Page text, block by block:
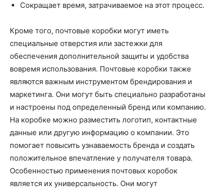
Сокращает время, затрачиваемое на этот процесс.
Кроме того, почтовые коробки могут иметь
специальные отверстия или застежки для
обеспечения дополнительной защиты и удобства
вовремя использования. Почтовые коробки также
являются важным инструментом брендирования и
маркетинга. Они могут быть специально разработаны
и настроены под определенный бренд или компанию.
На коробке можно разместить логотип, контактные
данные или другую информацию о компании. Это
помогает повысить узнаваемость бренда и создать
положительное впечатление у получателя товара.
Особенностью применения почтовых коробок
является их универсальность. Они могут